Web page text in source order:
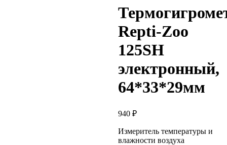
Repti-Zoo
125SH
электронный,
64*33*29мм
940 ₽
Измеритель температуры и
влажности воздуха